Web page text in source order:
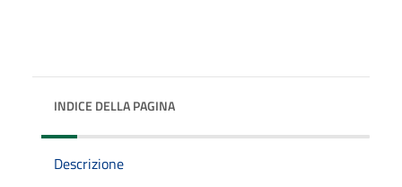
INDICE DELLA PAGINA
Descrizione